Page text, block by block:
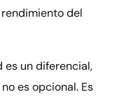
del
es un diferencial,
es opcional. Es